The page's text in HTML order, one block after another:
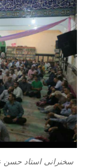
سخنرانی استاد حسن